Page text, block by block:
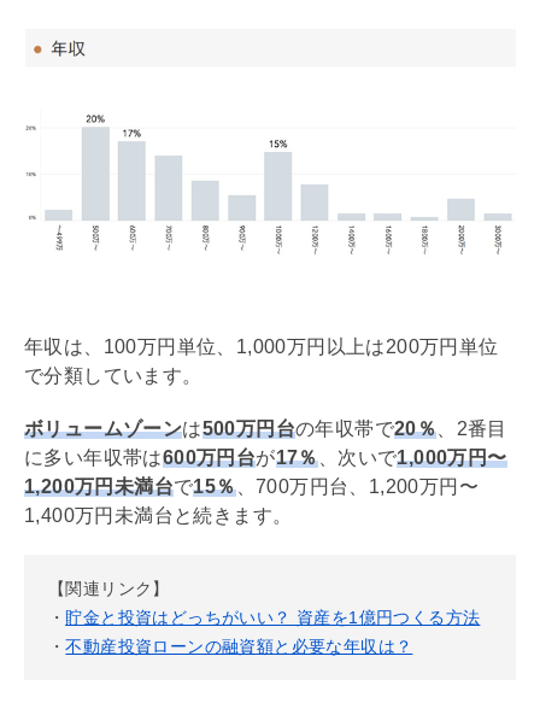
年収は、100万円単位、1,000万円以上は200万円単位
で分類しています。
ボリュームゾーンは500万円台の年収帯で20％ 、2番目
に多い年収帯は600万円台が17％、次いで1,000万円〜
1,200万円未満台で15％、700万円台、1,200万円〜
1,400万円未満台と続きます。
【関連リンク】
・ 貯金と投資はどっちがいい？ 資産を1億円つくる方法
・不動産投資ローンの融資額と必要な年収は？